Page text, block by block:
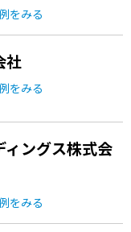
をみる
社
をみる
ィングス株式会
をみる